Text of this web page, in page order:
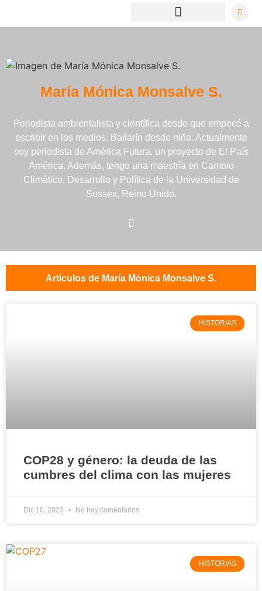
María Mónica Monsalve S.
Periodista ambientalista y científica desde que empecé a
escribir en los medios. Bailarín desde niña. Actualmente
soy periodista de América Futura, un proyecto de El País
América. Además, tengo una maestría en Cambio
Climático, Desarrollo y Política de la Universidad de
Sussex, Reino Unido.
Artículos de María Mónica Monsalve S.
HISTORIAS
COP28 y género: la deuda de las
cumbres del clima con las mujeres
Dic 10, 2023 No hay comentarios
HISTORIAS